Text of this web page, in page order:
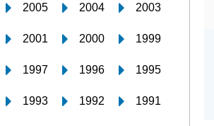
2005 2004 2003
2001 2000 1999
1997 1996 1995
1993 1992 1991